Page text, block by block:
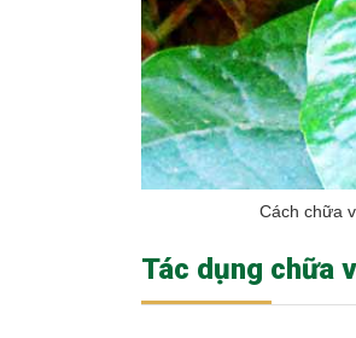
Cách chữa
Tác dụng chữa